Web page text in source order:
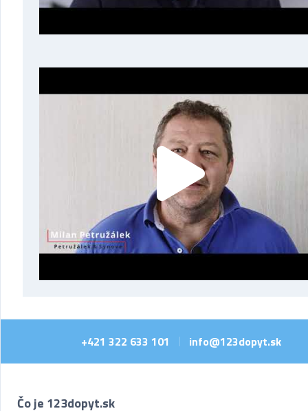
+421 322 633 101 info@123dopyt.sk
Čo je 123dopyt.sk